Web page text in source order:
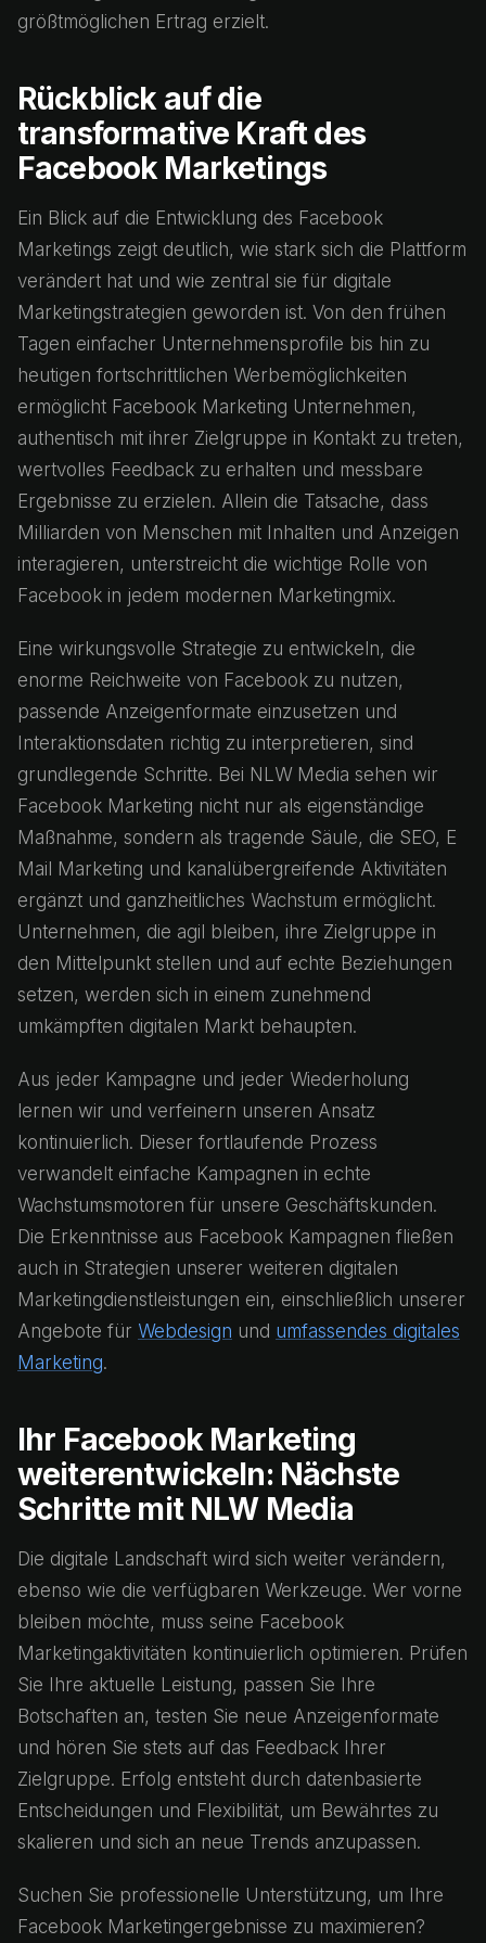
größtmöglichen Ertrag erzielt.
Rückblick auf die
transformative Kraft des
Facebook Marketings
Ein Blick auf die Entwicklung des Facebook
Marketings zeigt deutlich, wie stark sich die Plattform
verändert hat und wie zentral sie für digitale
Marketingstrategien geworden ist. Von den frühen
Tagen einfacher Unternehmensprofile bis hin zu
heutigen fortschrittlichen Werbemöglichkeiten
ermöglicht Facebook Marketing Unternehmen,
authentisch mit ihrer Zielgruppe in Kontakt zu treten,
wertvolles Feedback zu erhalten und messbare
Ergebnisse zu erzielen. Allein die Tatsache, dass
Milliarden von Menschen mit Inhalten und Anzeigen
interagieren, unterstreicht die wichtige Rolle von
Facebook in jedem modernen Marketingmix.
Eine wirkungsvolle Strategie zu entwickeln, die
enorme Reichweite von Facebook zu nutzen,
passende Anzeigenformate einzusetzen und
Interaktionsdaten richtig zu interpretieren, sind
grundlegende Schritte. Bei NLW Media sehen wir
Facebook Marketing nicht nur als eigenständige
Maßnahme, sondern als tragende Säule, die SEO, E
Mail Marketing und kanalübergreifende Aktivitäten
ergänzt und ganzheitliches Wachstum ermöglicht.
Unternehmen, die agil bleiben, ihre Zielgruppe in
den Mittelpunkt stellen und auf echte Beziehungen
setzen, werden sich in einem zunehmend
umkämpften digitalen Markt behaupten.
Aus jeder Kampagne und jeder Wiederholung
lernen wir und verfeinern unseren Ansatz
kontinuierlich. Dieser fortlaufende Prozess
verwandelt einfache Kampagnen in echte
Wachstumsmotoren für unsere Geschäftskunden.
Die Erkenntnisse aus Facebook Kampagnen fließen
auch in Strategien unserer weiteren digitalen
Marketingdienstleistungen ein, einschließlich unserer
Angebote für Webdesign und umfassendes digitales
Marketing.
Ihr Facebook Marketing
weiterentwickeln: Nächste
Schritte mit NLW Media
Die digitale Landschaft wird sich weiter verändern,
ebenso wie die verfügbaren Werkzeuge. Wer vorne
bleiben möchte, muss seine Facebook
Marketingaktivitäten kontinuierlich optimieren. Prüfen
Sie Ihre aktuelle Leistung, passen Sie Ihre
Botschaften an, testen Sie neue Anzeigenformate
und hören Sie stets auf das Feedback Ihrer
Zielgruppe. Erfolg entsteht durch datenbasierte
Entscheidungen und Flexibilität, um Bewährtes zu
skalieren und sich an neue Trends anzupassen.
Suchen Sie professionelle Unterstützung, um Ihre
Facebook Marketingergebnisse zu maximieren?